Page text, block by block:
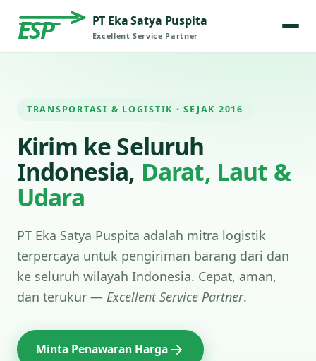
ESP PT Eka Satya Puspita
Excellent Service Partner
TRANSPORTASI & LOGISTIK · SEJAK 2016
Kirim ke Seluruh
Indonesia, Darat, Laut &
Udara
PT Eka Satya Puspita adalah mitra logistik
terpercaya untuk pengiriman barang dari dan
ke seluruh wilayah Indonesia. Cepat, aman,
dan terukur — Excellent Service Partner.
Minta Penawaran Harga